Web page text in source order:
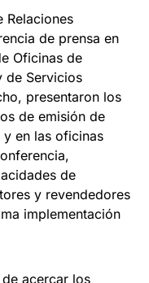
Relaciones
de prensa en
Oficinas de
de Servicios
presentaron los
de emisión de
en las oficinas
de
y revendedores
implementación
acercar los